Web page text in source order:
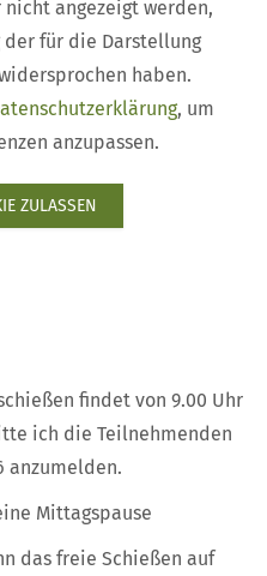
angezeigt werden,
für die Darstellung
haben.
, um
anzupassen.
ZULASSEN
findet von 9.00 Uhr
ich die Teilnehmenden
anzumelden.
Mittagspause
das freie Schießen auf